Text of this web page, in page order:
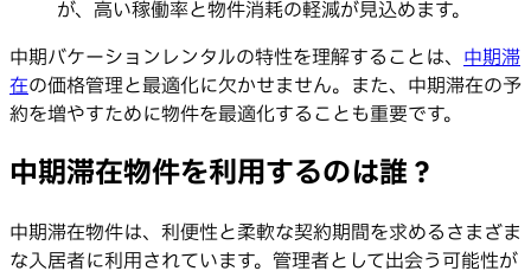
が、高い稼働率と物件消耗の軽減が見込めます。
中期バケーションレンタルの特性を理解することは、 中期滞
在の価格管理と最適化に欠かせません。また、中期滞在の予
約を増やすために物件を最適化することも重要です。
中期滞在物件を利用するのは誰？
中期滞在物件は、利便性と柔軟な契約期間を求めるさまざま
な入居者に利用されています。管理者として出会う可能性が